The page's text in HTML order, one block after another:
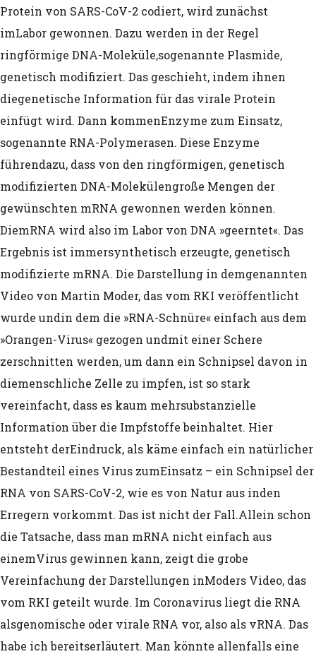
(Verantwortungsdiffusion/diffusion of
Thomas-Theorem (Soziologie)
Kakistokratie
Folie à plusieurs (Induzierte wahnhafte
Störung/Wahnsinn mehrerer)
Henry T. Conserva und seine
Propagandatechniken
Neuartige mRNA Gentherapien:
Zauberlehrling (1797)
Berichte über Todesfälle sind eine
Gesamtmortalität in Deutschland
SARS-CoV-2-Ära
Nobelpreisträger Sir Betrand Russel
wissenschaftliche Methoden zur
Bevölkerungsreduktion
Nobelpreisträger Sir Bertrand Russel:
Wissenschaftliches Management der
Nature Publikation: „Die Ergebnisse
dass SARS-CoV-2-mRNA-Impfstoffe
zu 30 Tage nach der Impfung
Herzen nachgewiesen werden können.“
Protein von SARS-CoV-2 codiert, wird zunächst
imLabor gewonnen. Dazu werden in der Regel
ringförmige DNA-Moleküle,sogenannte Plasmide,
genetisch modifiziert. Das geschieht, indem ihnen
diegenetische Information für das virale Protein
einfügt wird. Dann kommenEnzyme zum Einsatz,
sogenannte RNA-Polymerasen. Diese Enzyme
führendazu, dass von den ringförmigen, genetisch
modifizierten DNA-Molekülengroße Mengen der
gewünschten mRNA gewonnen werden können.
DiemRNA wird also im Labor von DNA »geerntet«. Das
Ergebnis ist immersynthetisch erzeugte, genetisch
modifizierte mRNA. Die Darstellung in demgenannten
Video von Martin Moder, das vom RKI veröffentlicht
wurde undin dem die »RNA-Schnüre« einfach aus dem
»Orangen-Virus« gezogen undmit einer Schere
zerschnitten werden, um dann ein Schnipsel davon in
diemenschliche Zelle zu impfen, ist so stark
vereinfacht, dass es kaum mehrsubstanzielle
Information über die Impfstoffe beinhaltet. Hier
entsteht derEindruck, als käme einfach ein natürlicher
Bestandteil eines Virus zumEinsatz – ein Schnipsel der
RNA von SARS-CoV-2, wie es von Natur aus inden
Erregern vorkommt. Das ist nicht der Fall.Allein schon
die Tatsache, dass man mRNA nicht einfach aus
einemVirus gewinnen kann, zeigt die grobe
Vereinfachung der Darstellungen inModers Video, das
vom RKI geteilt wurde. Im Coronavirus liegt die RNA
alsgenomische oder virale RNA vor, also als vRNA. Das
habe ich bereitserläutert. Man könnte allenfalls eine